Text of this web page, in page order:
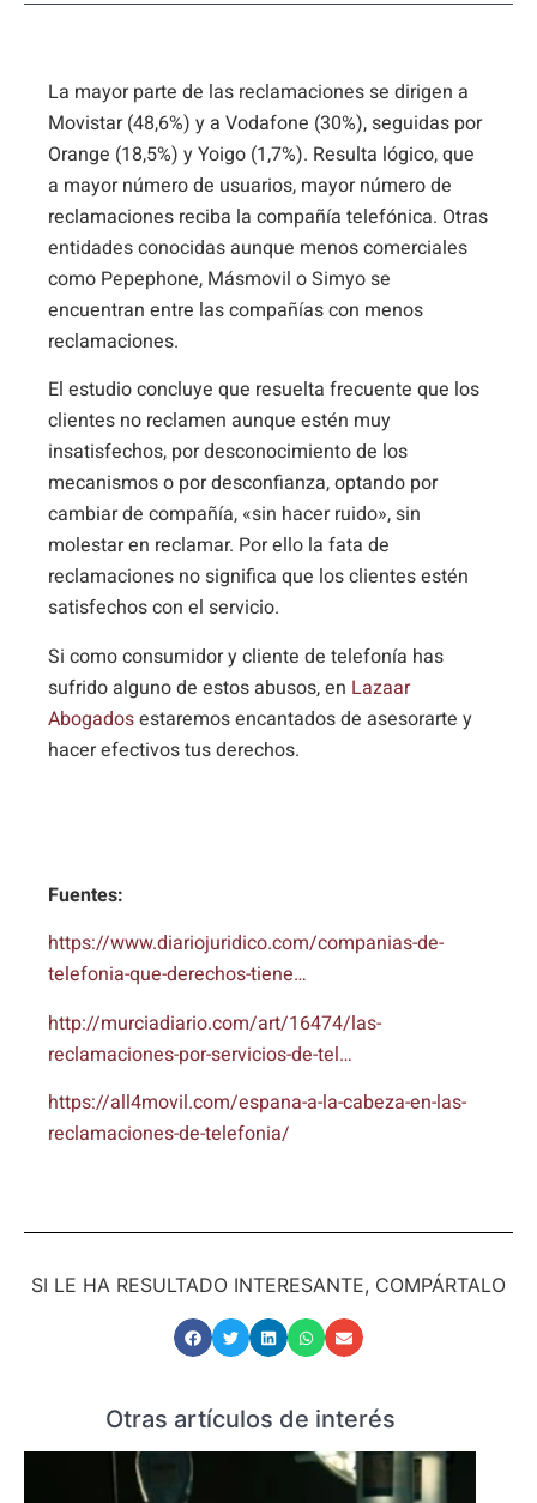
La mayor parte de las reclamaciones se dirigen a
Movistar (48,6%) y a Vodafone (30%), seguidas por
Orange (18,5%) y Yoigo (1,7%). Resulta lógico, que
a mayor número de usuarios, mayor número de
reclamaciones reciba la compañía telefónica. Otras
entidades conocidas aunque menos comerciales
como Pepephone, Másmovil o Simyo se
encuentran entre las compañías con menos
reclamaciones.
El estudio concluye que resuelta frecuente que los
clientes no reclamen aunque estén muy
insatisfechos, por desconocimiento de los
mecanismos o por desconfianza, optando por
cambiar de compañía, «sin hacer ruido», sin
molestar en reclamar. Por ello la fata de
reclamaciones no significa que los clientes estén
satisfechos con el servicio.
Si como consumidor y cliente de telefonía has
sufrido alguno de estos abusos, en Lazaar
Abogadosestaremos encantados de asesorarte y
hacer efectivos tus derechos.
Fuentes:
https://www.diariojuridico.com/companias-de-
telefonia-que-derechos-tiene…
http://murciadiario.com/art/16474/las-
reclamaciones-por-servicios-de-tel…
https://all4movil.com/espana-a-la-cabeza-en-las-
reclamaciones-de-telefonia/
SI LE HA RESULTADO INTERESANTE, COMPÁRTALO
Otras artículos de interés